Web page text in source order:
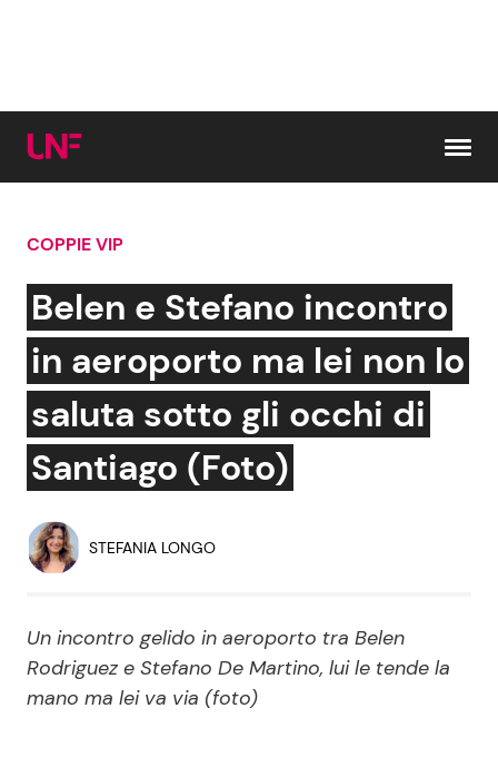
Cerca:
News e Cronaca
Attualità Italiana
Dal Mondo
Economia
Persone Scomparse
Politica
Gossip e TV
Bellezze VIP
Coppie VIP
Reality e Talent
COPPIE VIP
Belen e Stefano incontro
in aeroporto ma lei non lo
saluta sotto gli occhi di
Santiago (Foto)
STEFANIA LONGO
Un incontro gelido in aeroporto tra Belen
Rodriguez e Stefano De Martino, lui le tende la
mano ma lei va via (foto)